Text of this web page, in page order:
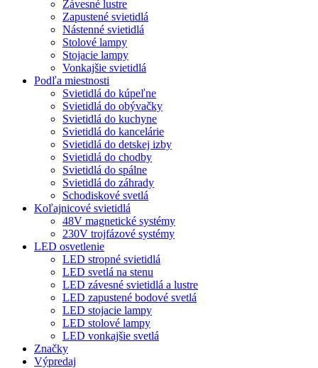
Závesné lustre
Zapustené svietidlá
Nástenné svietidlá
Stolové lampy
Stojacie lampy
Vonkajšie svietidlá
Podľa miestnosti
Svietidlá do kúpeľne
Svietidlá do obývačky
Svietidlá do kuchyne
Svietidlá do kancelárie
Svietidlá do detskej izby
Svietidlá do chodby
Svietidlá do spálne
Svietidlá do záhrady
Schodiskové svetlá
Koľajnicové svietidlá
48V magnetické systémy
230V trojfázové systémy
LED osvetlenie
LED stropné svietidlá
LED svetlá na stenu
LED závesné svietidlá a lustre
LED zapustené bodové svetlá
LED stojacie lampy
LED stolové lampy
LED vonkajšie svetlá
Značky
Výpredaj